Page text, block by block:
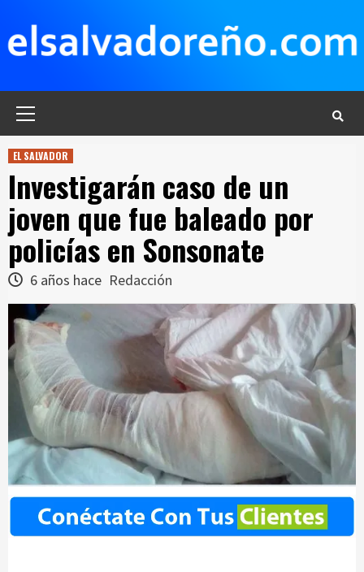
contenido
EL SALVADOR
Investigarán caso de un
joven que fue baleado por
policías en Sonsonate
6 años hace Redacción